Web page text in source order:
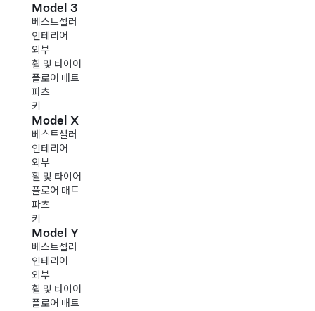
Model 3
베스트셀러
인테리어
외부
휠 및 타이어
플로어 매트
파츠
키
Model X
베스트셀러
인테리어
외부
휠 및 타이어
플로어 매트
파츠
키
Model Y
베스트셀러
인테리어
외부
휠 및 타이어
플로어 매트